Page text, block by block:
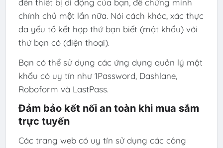
đến thiết bị di động của bạn, để chứng minh
chính chủ một lần nữa. Nói cách khác, xác thực
đa yếu tố kết hợp thứ bạn biết (mật khẩu) với
thứ bạn có (điện thoại).
Bạn có thể sử dụng các ứng dụng quản lý mật
khẩu có uy tín như 1Password, Dashlane,
Roboform và LastPass.
Đảm bảo kết nối an toàn khi mua sắm
trực tuyến
Các trang web có uy tín sử dụng các công